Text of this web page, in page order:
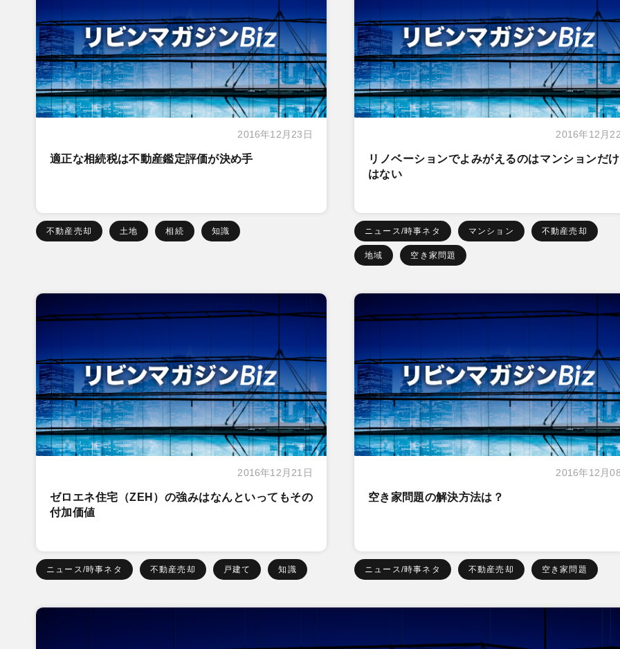
2016年12月23日
適正な相続税は不動産鑑定評価が決め手
不動産売却 土地 相続 知識
2016年12月
リノベーションでよみがえるのはマンションだ
はない
ニュース/時事ネタ マンション 不動産売却
地域 空き家問題
2016年12月21日
ゼロエネ住宅（ZEH）の強みはなんといってもその
付加価値
ニュース/時事ネタ 不動産売却 戸建て 知識
2016年12月
空き家問題の解決方法は？
ニュース/時事ネタ 不動産売却 空き家問題